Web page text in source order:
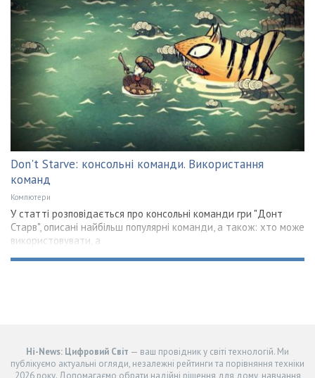
Don't Starve: консольні команди. Використання
команд
Компютери
У статті розповідається про консольні команди гри "Донт
Старв", описані найбільш популярні команди, а також: хто може
використовувати, а
Hi-News: Цифровий Світ — ваш провідник у світі технологій. Ми
публікуємо актуальні огляди, незалежні рейтинги та порівняння техніки
2026 року. Допомагаємо обрати надійні рішення для дому, навчання